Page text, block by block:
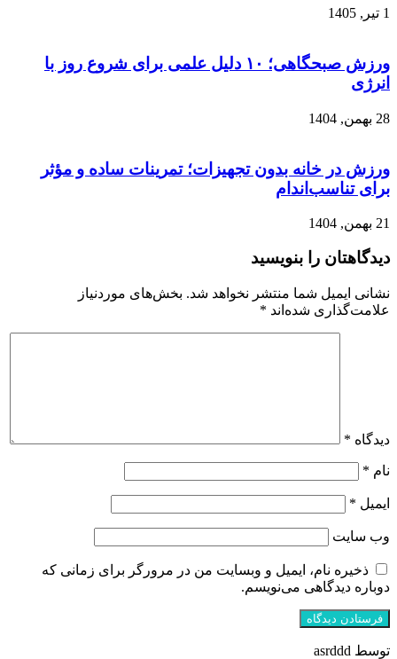
1 تیر, 1405
ورزش صبحگاهی؛ ۱۰ دلیل علمی برای شروع روز با
انرژی
28 بهمن, 1404
ورزش در خانه بدون تجهیزات؛ تمرینات ساده و مؤثر
برای تناسب‌اندام
21 بهمن, 1404
دیدگاهتان را بنویسید
نشانی ایمیل شما منتشر نخواهد شد. بخش‌های موردنیاز
علامت‌گذاری شده‌اند *
دیدگاه *
نام *
ایمیل *
وب‌ سایت
ذخیره نام، ایمیل و وبسایت من در مرورگر برای زمانی که
دوباره دیدگاهی می‌نویسم.
توسط asrddd